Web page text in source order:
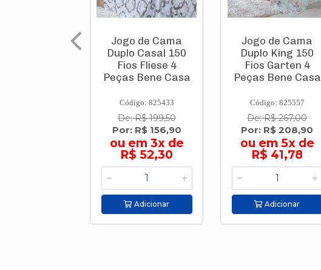
Jogo de Cama
Duplo Casal 150
Fios Fliese 4
Peças Bene Casa
Código: 825433
De: R$ 199,50
Por: R$ 156,90
ou em 3x de
R$ 52,30
Adicionar
Jogo de Cama
Duplo King 150
Fios Garten 4
Peças Bene Casa
Código: 825557
De: R$ 267,00
Por: R$ 208,90
ou em 5x de
R$ 41,78
Adicionar